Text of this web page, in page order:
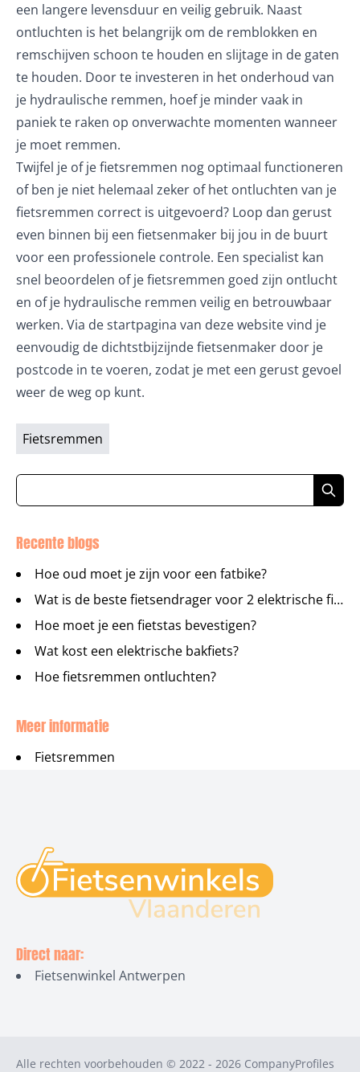
een langere levensduur en veilig gebruik. Naast
ontluchten is het belangrijk om de remblokken en
remschijven schoon te houden en slijtage in de gaten
te houden. Door te investeren in het onderhoud van
je hydraulische remmen, hoef je minder vaak in
paniek te raken op onverwachte momenten wanneer
je moet remmen.
Twijfel je of je fietsremmen nog optimaal functioneren
of ben je niet helemaal zeker of het ontluchten van je
fietsremmen correct is uitgevoerd? Loop dan gerust
even binnen bij een fietsenmaker bij jou in de buurt
voor een professionele controle. Een specialist kan
snel beoordelen of je fietsremmen goed zijn ontlucht
en of je hydraulische remmen veilig en betrouwbaar
werken. Via de startpagina van deze website vind je
eenvoudig de dichtstbijzijnde fietsenmaker door je
postcode in te voeren, zodat je met een gerust gevoel
weer de weg op kunt.
Fietsremmen
Recente blogs
Hoe oud moet je zijn voor een fatbike?
Wat is de beste fietsendrager voor 2 elektrische fietsen?
Hoe moet je een fietstas bevestigen?
Wat kost een elektrische bakfiets?
Hoe fietsremmen ontluchten?
Meer informatie
Fietsremmen
Direct naar:
Fietsenwinkel Antwerpen
Alle rechten voorbehouden © 2022 - 2026 CompanyProfiles